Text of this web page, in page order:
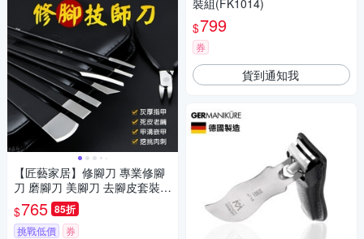
【匠藝家居】修腳刀 專業修腳
刀 磨腳刀 美腳刀 去腳皮套裝
磨腳器 去死皮刀 剪腳刀（黑色
9件套）
$765 85折
挑戰低價 券
裝組(FK1014)
$799
券
貨到通知我